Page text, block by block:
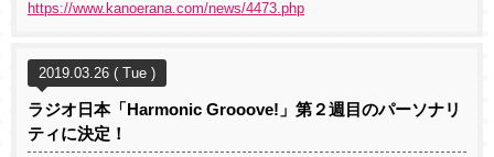
https://www.kanoerana.com/news/4473.php
2019.03.26 ( Tue )
ラジオ日本「Harmonic Grooove!」第２週目のパーソナリ
ティに決定！